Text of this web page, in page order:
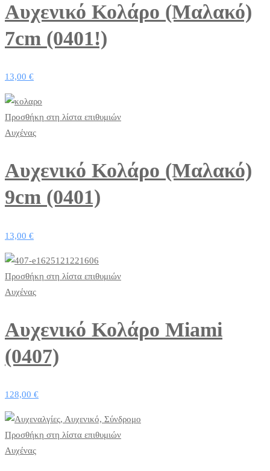
Αυχενικό Κολάρο (Μαλακό)
7cm (0401!)
13,00 €
Προσθήκη στη λίστα επιθυμιών
Αυχένας
Αυχενικό Κολάρο (Μαλακό)
9cm (0401)
13,00 €
Προσθήκη στη λίστα επιθυμιών
Αυχένας
Αυχενικό Κολάρο Miami
(0407)
128,00 €
Προσθήκη στη λίστα επιθυμιών
Αυχένας